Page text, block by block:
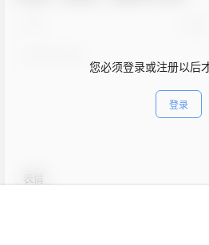
您必须登录或注册以后
登录